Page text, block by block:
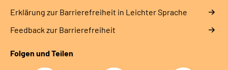
Erklärung zur Barrierefreiheit in Leichter Sprache
Feedback zur Barrierefreiheit
Folgen und Teilen